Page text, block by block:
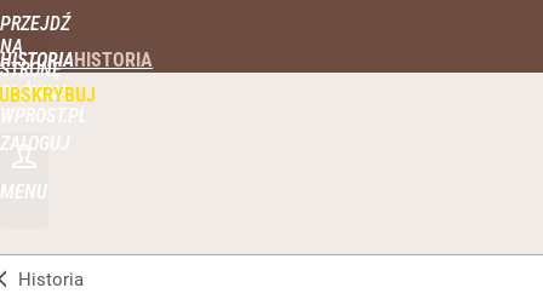
PRZEJDŹ
NA
STRONĘ
GŁÓWNĄ
WPROST.PL
HISTORIA
ZALOGUJ
MENU
Historia